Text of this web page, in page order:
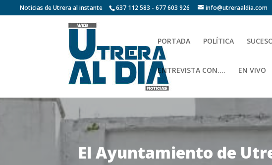
Noticias de Utrera al instante 637 112 583 - 677 603 926 info@utreraaldia.com
PORTADA POLÍTICA
ENTREVISTA CON…. EN VIVO
El Ayuntamiento de